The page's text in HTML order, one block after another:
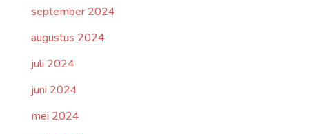
september 2024
augustus 2024
juli 2024
juni 2024
mei 2024